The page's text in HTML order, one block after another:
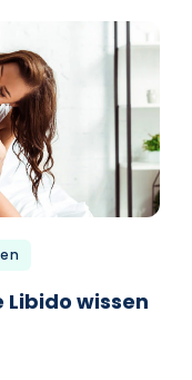
Libido wissen